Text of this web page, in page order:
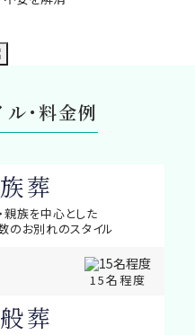
・料金例
葬
親族を中心とした
のお別れのスタイル
15名程度
葬